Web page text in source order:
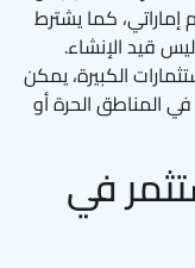
كما يشترط
قيد الإنشاء.
الكبيرة، يمكن
المناطق الحرة أو
في